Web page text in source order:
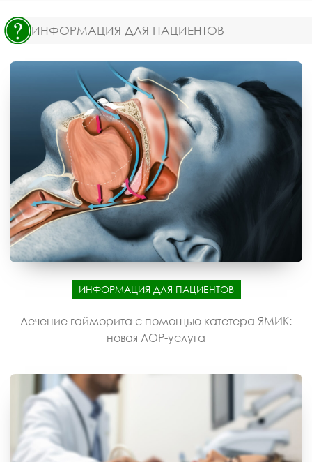
ИНФОРМАЦИЯ ДЛЯ ПАЦИЕНТОВ
ИНФОРМАЦИЯ ДЛЯ ПАЦИЕНТОВ
Лечение гайморита с помощью катетера ЯМИК:
новая ЛОР-услуга